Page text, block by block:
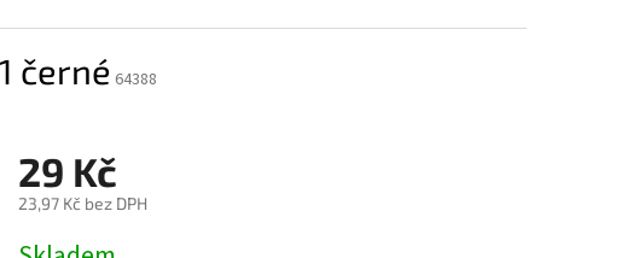
černé 64388
29 Kč
23,97 Kč bez DPH
Měrná